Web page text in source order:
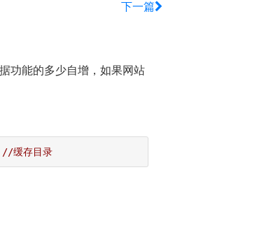
下一篇
功能的多少自增，如果网站
//缓存目录